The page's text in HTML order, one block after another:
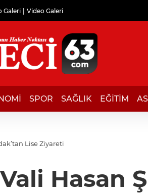
Galeri Video Galeri
SPOR SAĞLIK EĞİTİM
Lise Ziyareti
Vali Hasan